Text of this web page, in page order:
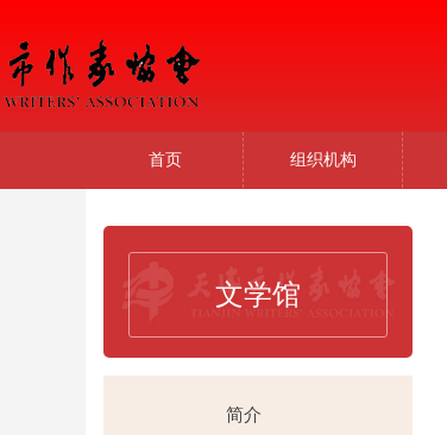
首页 组织机构
文学馆
简介